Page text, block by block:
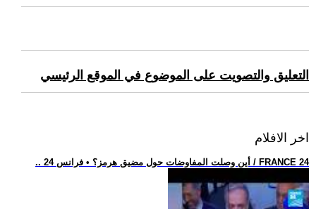
التعليق والتصويت على الموضوع في الموقع الرئيسي
اخر الافلام
.. أين وصلت المفاوضات حول مضيق هرمز؟ • فرانس 24 / FRANCE 24